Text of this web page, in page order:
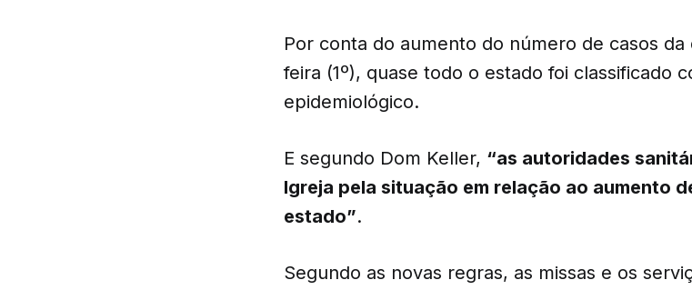
Por conta do aumento do número de casos
feira (1º), quase todo o estado foi classificado
epidemiológico.
E segundo Dom Keller, “as autoridades
Igreja pela situação em relação ao aumento
estado”.
Segundo as novas regras, as missas e os